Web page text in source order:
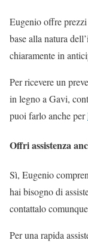
Eugenio offre
base alla natura
chiaramente in
Per ricevere un
in legno a Gavi,
puoi farlo anche per
Offri assistenza
Sì, Eugenio
hai bisogno di
contattalo
Per una rapida